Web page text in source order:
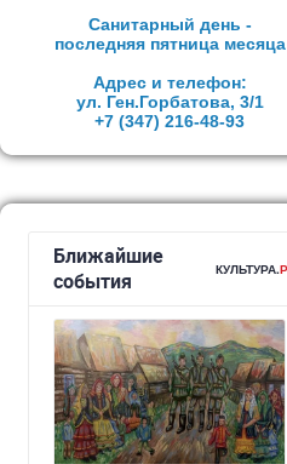
Санитарный день -
последняя пятница месяца
Адрес и телефон:
ул. Ген.Горбатова, 3/1
+7 (347) 216-48-93